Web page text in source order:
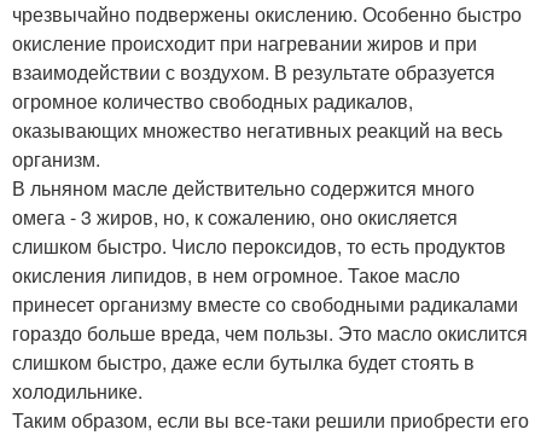
чрезвычайно подвержены окислению. Особенно быстро
окисление происходит при нагревании жиров и при
взаимодействии с воздухом. В результате образуется
огромное количество свободных радикалов,
оказывающих множество негативных реакций на весь
организм.
В льняном масле действительно содержится много
омега - 3 жиров, но, к сожалению, оно окисляется
слишком быстро. Число пероксидов, то есть продуктов
окисления липидов, в нем огромное. Такое масло
принесет организму вместе со свободными радикалами
гораздо больше вреда, чем пользы. Это масло окислится
слишком быстро, даже если бутылка будет стоять в
холодильнике.
Таким образом, если вы все-таки решили приобрести его